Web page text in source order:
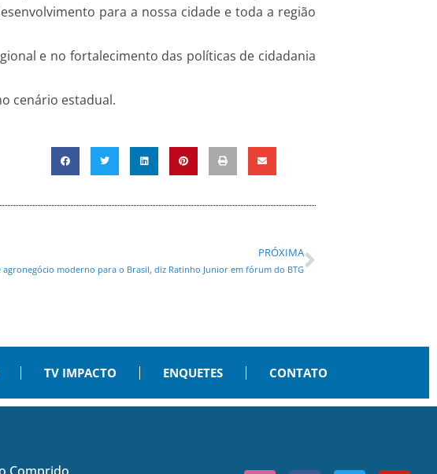
para a nossa cidade e toda a região
e no fortalecimento das políticas de cidadania
cenário estadual.
PRÓXIMA
agronegócio moderno para o Brasil, diz Ratinho Junior em fórum do BTG
TV IMPACTO ENQUETES CONTATO